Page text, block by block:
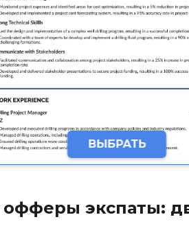
ВЫБРАТЬ
экспаты: